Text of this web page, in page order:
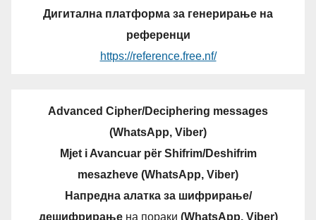
Дигитална платформа за генерирање на
референци
https://reference.free.nf/
Advanced Cipher/Deciphering messages
(WhatsApp, Viber)
Mjet i Avancuar për Shifrim/Deshifrim
mesazheve (WhatsApp, Viber)
Напредна алатка за шифрирање/
дешифрирањена пораки (WhatsApp, Viber)